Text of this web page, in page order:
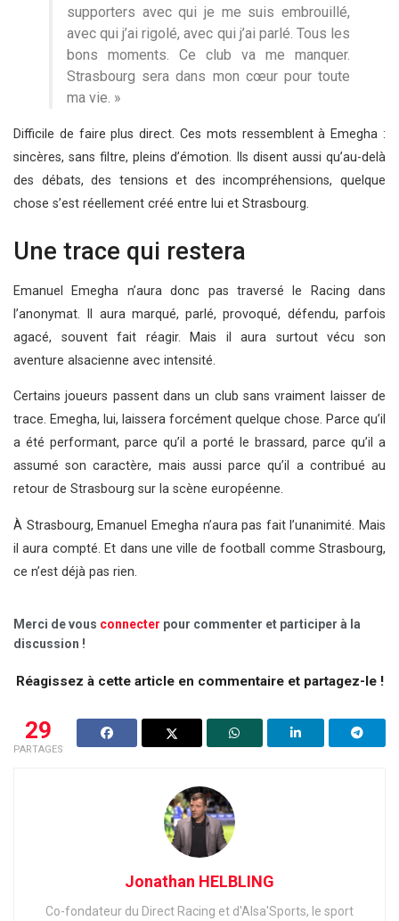
supporters avec qui je me suis embrouillé,
avec qui j’ai rigolé, avec qui j’ai parlé. Tous les
bons moments. Ce club va me manquer.
Strasbourg sera dans mon cœur pour toute
ma vie. »
Difficile de faire plus direct. Ces mots ressemblent à Emegha :
sincères, sans filtre, pleins d’émotion. Ils disent aussi qu’au-delà
des débats, des tensions et des incompréhensions, quelque
chose s’est réellement créé entre lui et Strasbourg.
Une trace qui restera
Emanuel Emegha n’aura donc pas traversé le Racing dans
l’anonymat. Il aura marqué, parlé, provoqué, défendu, parfois
agacé, souvent fait réagir. Mais il aura surtout vécu son
aventure alsacienne avec intensité.
Certains joueurs passent dans un club sans vraiment laisser de
trace. Emegha, lui, laissera forcément quelque chose. Parce qu’il
a été performant, parce qu’il a porté le brassard, parce qu’il a
assumé son caractère, mais aussi parce qu’il a contribué au
retour de Strasbourg sur la scène européenne.
À Strasbourg, Emanuel Emegha n’aura pas fait l’unanimité. Mais
il aura compté. Et dans une ville de football comme Strasbourg,
ce n’est déjà pas rien.
Merci de vous connecter pour commenter et participer à la
discussion !
Réagissez à cette article en commentaire et partagez-le !
29
PARTAGES
Jonathan HELBLING
Co-fondateur du Direct Racing et d'Alsa'Sports, le sport